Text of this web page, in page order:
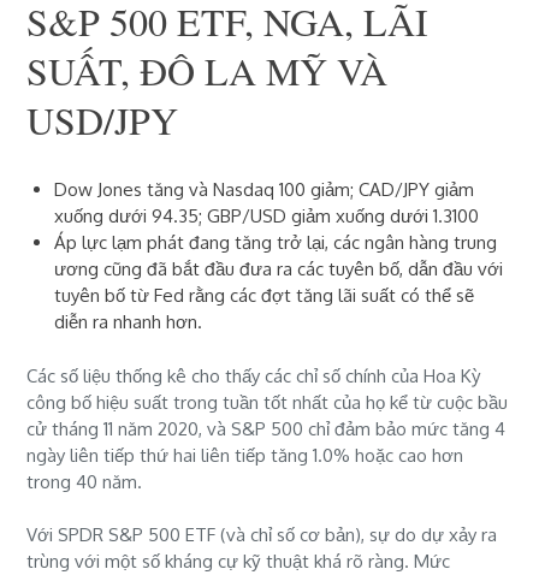
S&P 500 ETF, NGA, LÃI
SUẤT, ĐÔ LA MỸ VÀ
USD/JPY
Dow Jones tăng và Nasdaq 100 giảm; CAD/JPYgiảm
xuống dưới 94.35; GBP/USD giảm xuống dưới 1.3100
Áp lực lạm phát đang tăng trở lại, các ngân hàng trung
ương cũng đã bắt đầu đưa ra các tuyên bố, dẫn đầu với
tuyên bố từ Fed rằng các đợt tăng lãi suất có thể sẽ
diễn ra nhanh hơn.
Các số liệu thống kê cho thấy các chỉ số chính của Hoa Kỳ
công bố hiệu suất trong tuần tốt nhất của họ kể từ cuộc bầu
cử tháng 11 năm 2020, và S&P 500 chỉ đảm bảo mức tăng 4
ngày liên tiếp thứ hai liên tiếp tăng 1.0% hoặc cao hơn
trong 40 năm.
Với SPDR S&P 500 ETF (và chỉ số cơ bản), sự do dự xảy ra
trùng với một số kháng cự kỹ thuật khá rõ ràng. Mức